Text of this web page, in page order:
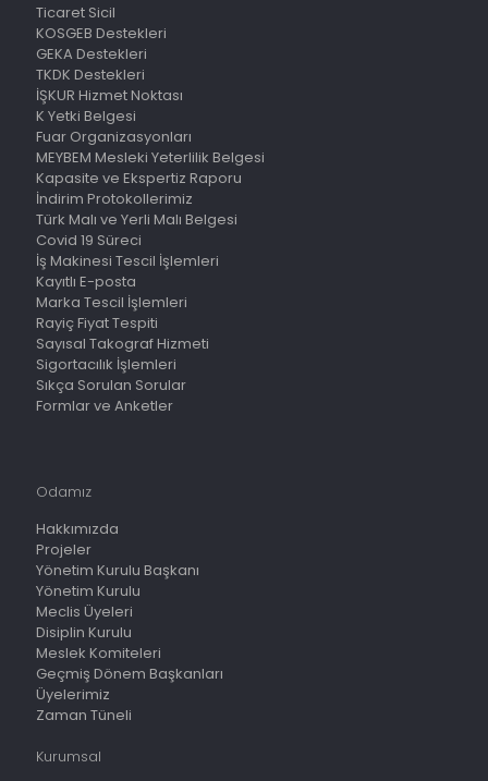
Ticaret Sicil
KOSGEB Destekleri
GEKA Destekleri
TKDK Destekleri
İŞKUR Hizmet Noktası
K Yetki Belgesi
Fuar Organizasyonları
MEYBEM Mesleki Yeterlilik Belgesi
Kapasite ve Ekspertiz Raporu
İndirim Protokollerimiz
Türk Malı ve Yerli Malı Belgesi
Covid 19 Süreci
İş Makinesi Tescil İşlemleri
Kayıtlı E-posta
Marka Tescil İşlemleri
Rayiç Fiyat Tespiti
Sayısal Takograf Hizmeti
Sigortacılık İşlemleri
Sıkça Sorulan Sorular
Formlar ve Anketler
Odamız
Hakkımızda
Projeler
Yönetim Kurulu Başkanı
Yönetim Kurulu
Meclis Üyeleri
Disiplin Kurulu
Meslek Komiteleri
Geçmiş Dönem Başkanları
Üyelerimiz
Zaman Tüneli
Kurumsal